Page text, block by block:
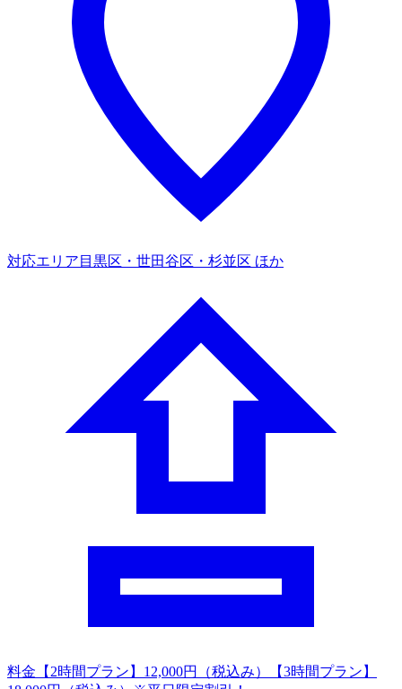
対応エリア 目黒区・世田谷区・杉並区 ほか
料金 【2時間プラン】12,000円（税込み）【3時間プラン】